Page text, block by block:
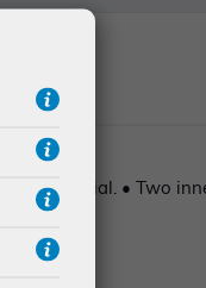
material. • Two